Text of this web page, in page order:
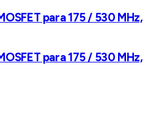
para 175 / 530 MHz,
para 175 / 530 MHz,